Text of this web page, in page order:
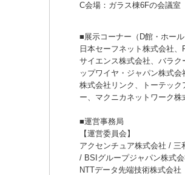
C会場：ガラス棟6Fの会議室
■展示コーナー（D館・ホー
日本セーフネット株式会社
サイエンス株式会社、バラ
ップワイヤ・ジャパン株式
株式会社リンク、トーテッ
ー、マクニカネットワーク
■運営事務局
【運営委員会】
アクセンチュア株式会社 /
/ BSIグループジャパン株式
NTTデータ先端技術株式会社